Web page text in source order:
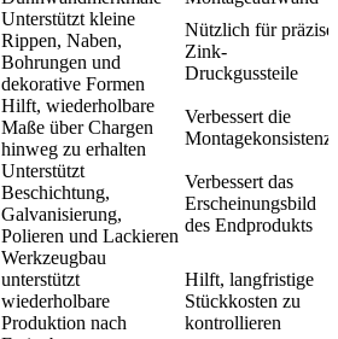
Unterstützt kleine
Rippen, Naben,
Bohrungen und
dekorative Formen
Nützlich für präzise
Zink-
Druckgussteile
Hilft, wiederholbare
Maße über Chargen
hinweg zu erhalten
Verbessert die
Montagekonsistenz
Unterstützt
Beschichtung,
Galvanisierung,
Polieren und Lackieren
Verbessert das
Erscheinungsbild
des Endprodukts
Werkzeugbau
unterstützt
wiederholbare
Produktion nach
Hilft, langfristige
Stückkosten zu
kontrollieren